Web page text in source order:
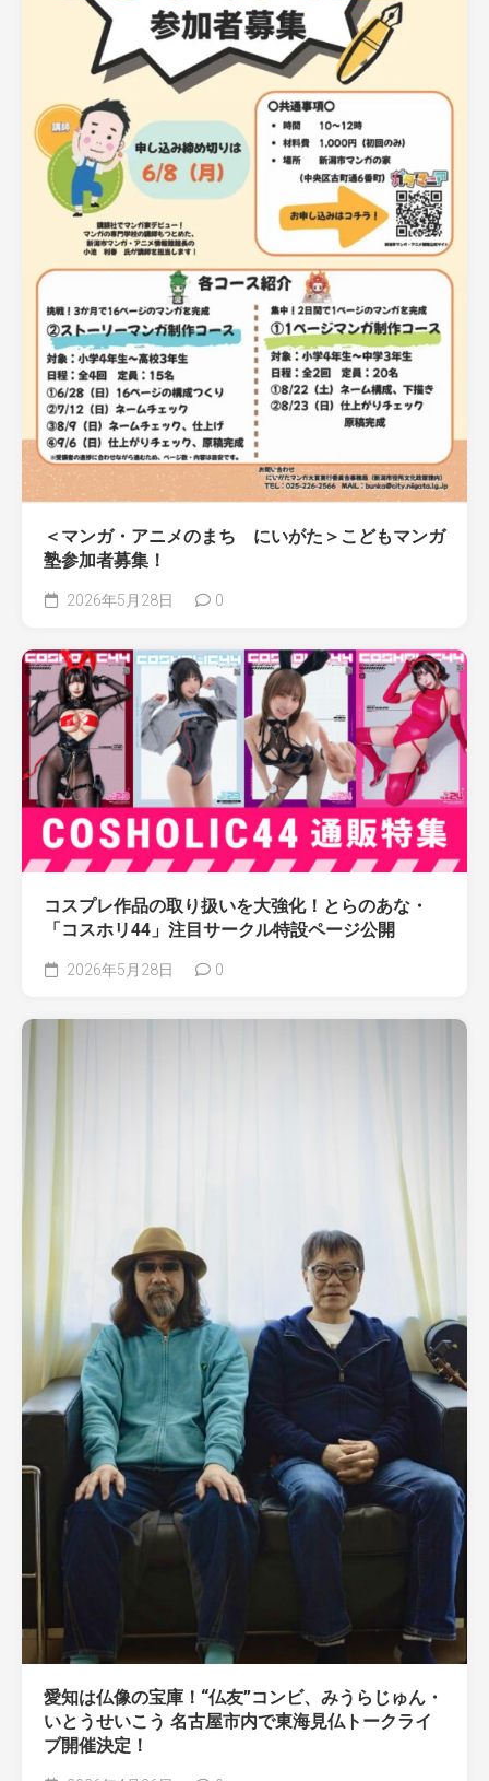
＜マンガ・アニメのまち にいがた＞こどもマンガ
塾参加者募集！
2026年5月28日 0
コスプレ作品の取り扱いを大強化！とらのあな・
「コスホリ44」注目サークル特設ページ公開
2026年5月28日 0
愛知は仏像の宝庫！“仏友”コンビ、みうらじゅん・
いとうせいこう 名古屋市内で東海見仏トークライ
ブ開催決定！